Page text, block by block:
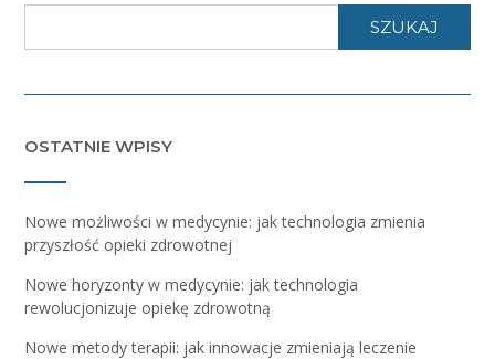
SZUKAJ
OSTATNIE WPISY
Nowe możliwości w medycynie: jak technologia zmienia
przyszłość opieki zdrowotnej
Nowe horyzonty w medycynie: jak technologia
rewolucjonizuje opiekę zdrowotną
Nowe metody terapii: jak innowacje zmieniają leczenie